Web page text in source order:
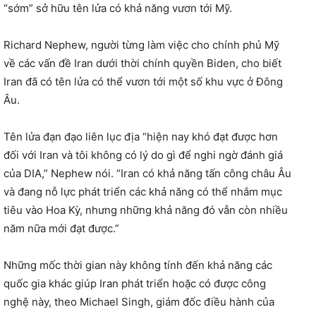
“sớm” sở hữu tên lửa có khả năng vươn tới Mỹ.
Richard Nephew, người từng làm việc cho chính phủ Mỹ
về các vấn đề Iran dưới thời chính quyền Biden, cho biết
Iran đã có tên lửa có thể vươn tới một số khu vực ở Đông
Âu.
Tên lửa đạn đạo liên lục địa “hiện nay khó đạt được hơn
đối với Iran và tôi không có lý do gì để nghi ngờ đánh giá
của DIA,” Nephew nói. “Iran có khả năng tấn công châu Âu
và đang nỗ lực phát triển các khả năng có thể nhắm mục
tiêu vào Hoa Kỳ, nhưng những khả năng đó vẫn còn nhiều
năm nữa mới đạt được.”
Những mốc thời gian này không tính đến khả năng các
quốc gia khác giúp Iran phát triển hoặc có được công
nghệ này, theo Michael Singh, giám đốc điều hành của